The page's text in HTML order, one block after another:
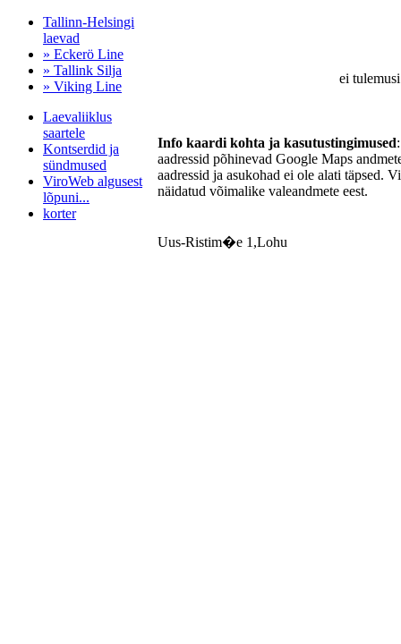
Tallinn-Helsingi
laevad
» Eckerö Line
» Tallink Silja
» Viking Line
Laevaliiklus
saartele
Kontserdid ja
sündmused
ViroWeb algusest
lõpuni...
korter
ei
Info kaardi kohta ja kasutustingimused
aadressid põhinevad Google Maps
aadressid ja asukohad ei ole alati täpsed.
näidatud võimalike valeandmete eest.
Uus-Ristim�e 1,Lohu